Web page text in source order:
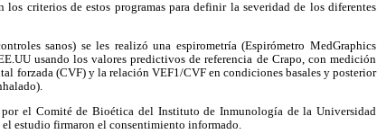
los criterios de estos programas para definir la severidad de los diferentes
sanos) se les realizó una espirometría (Espirómetro MedGraphics
usando los valores predictivos de referencia de Crapo, con medición
forzada (CVF) y la relación VEF1/CVF en condiciones basales y posterior
el Comité de Bioética del Instituto de Inmunología de la Universidad
estudio firmaron el consentimiento informado.